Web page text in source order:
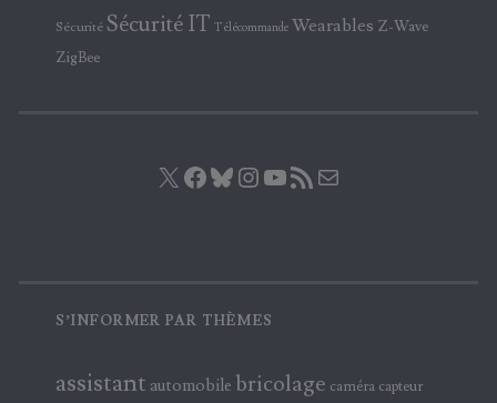
Sécurité Sécurité IT Télécommande Wearables Z-Wave
ZigBee
X Facebook
Bluesky
Instagram
YouTube
Flux RSS
S’INFORMER PAR THÈMES
assistant automobile bricolage caméra capteur